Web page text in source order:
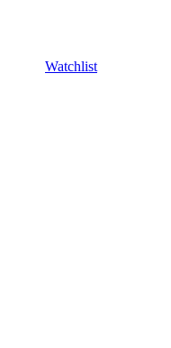
Watchlist